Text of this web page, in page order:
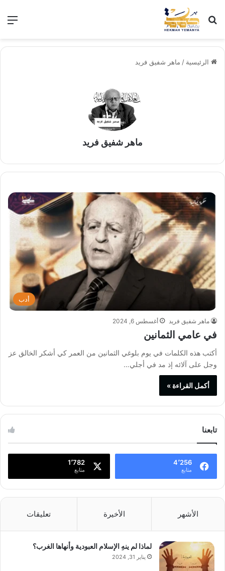
بحث عن
الرئيسية / ماهر شفيق فريد
ماهر شفيق فريد
أدب
ماهر شفيق فريد أغسطس 6, 2024
في عامي الثمانين
أكتب هذه الكلمات في يوم بلوغي الثمانين من العمر كي أشكر الخالق عز
وجل على آلائه إذ مد في أجلي…
أكمل القراءة »
تابعنا
4٬256
متابع
1٬782
متابع
الأشهر الأخيرة تعليقات
لماذا لم ينهِ الإسلام العبودية وأنهاها الغرب؟
يناير 31, 2024